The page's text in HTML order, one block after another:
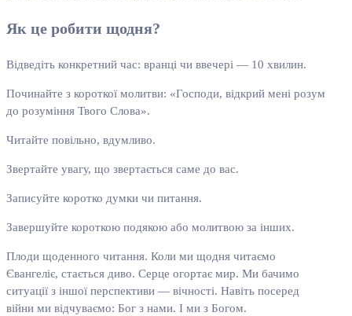
Як це робити щодня?
Відведіть конкретний час: вранці чи ввечері — 10 хвилин.
Починайте з короткої молитви: «Господи, відкрий мені розум
до розуміння Твого Слова».
Читайте повільно, вдумливо.
Звертайте увагу, що звертається саме до вас.
Записуйте коротко думки чи питання.
Завершуйте короткою подякою або молитвою за інших.
Плоди щоденного читання. Коли ми щодня читаємо
Євангеліє, стається диво. Серце огортає мир. Ми бачимо
ситуації з іншої перспективи — вічності. Навіть посеред
війни ми відчуваємо: Бог з нами. І ми з Богом.